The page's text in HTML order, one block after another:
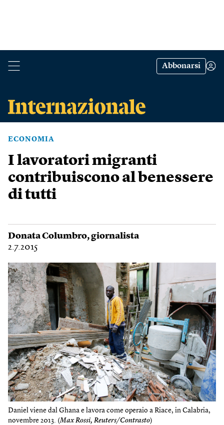
Abbonarsi
ECONOMIA
I lavoratori migranti
contribuiscono al benessere
di tutti
Donata Columbro, giornalista
2.7.2015
Daniel viene dal Ghana e lavora come operaio a Riace, in Calabria,
novembre 2013. (Max Rossi, Reuters/Contrasto)